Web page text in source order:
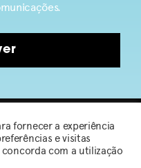
fornecer a experiência
e visitas
com a utilização